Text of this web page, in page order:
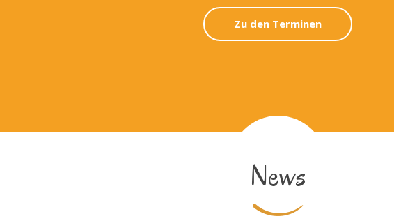
Zu den Terminen
News